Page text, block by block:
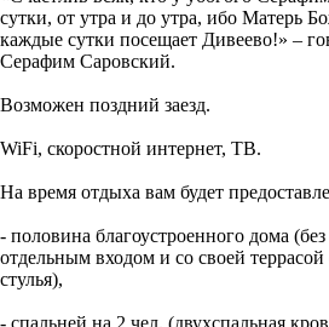
сутки, от утра и до утра, ибо Матерь
каждые сутки посещает Дивеево!» –
Серафим Саровский.
Возможен поздний заезд.
WiFi, скоростной интернет, ТВ.
На время отдыха вам будет
- половина благоустроенного дома
отдельным входом и со своей
стулья),
- спальней на 2 чел. (двухспальная